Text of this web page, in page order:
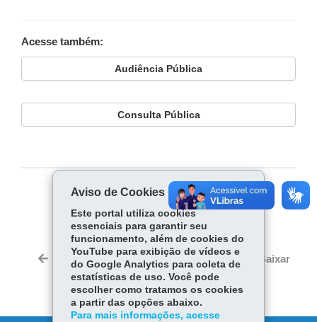
Acesse também:
Audiência Pública
Consulta Pública
COMPARTILHE:
ce
bo
ok
Tw
itt
er
ha
ts
Ap
p
Voltar Início Imprimir Baixar
Aviso de Cookies
Este portal utiliza cookies
essenciais para garantir seu
funcionamento, além de cookies do
YouTube para exibição de vídeos e
do Google Analytics para coleta de
estatísticas de uso. Você pode
escolher como tratamos os cookies
a partir das opções abaixo.
Para mais informações, acesse